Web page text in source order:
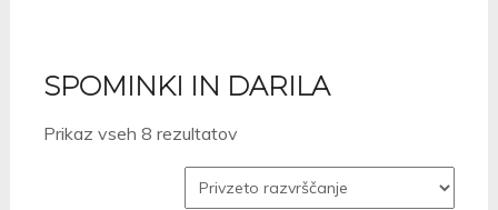
SPOMINKI IN DARILA
Prikaz vseh 8 rezultatov